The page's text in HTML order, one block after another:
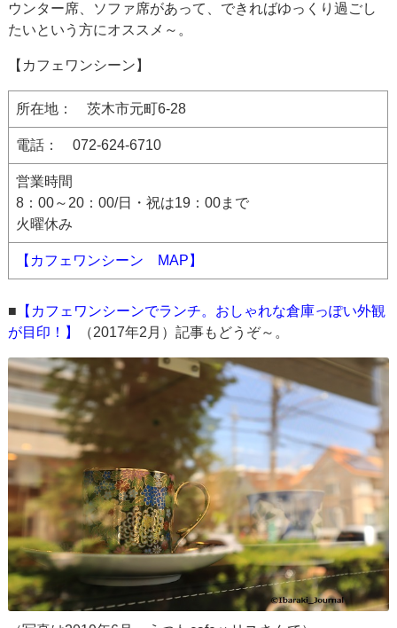
ウンター席、ソファ席があって、できればゆっくり過ごし
たいという方にオススメ～。
【カフェワンシーン】
所在地： 茨木市元町6-28
電話： 072-624-6710
営業時間
8：00～20：00/日・祝は19：00まで
火曜休み
【カフェワンシーン MAP】
■ 【カフェワンシーンでランチ。おしゃれな倉庫っぽい外観
が目印！】
（2017年2月）記事もどうぞ～。